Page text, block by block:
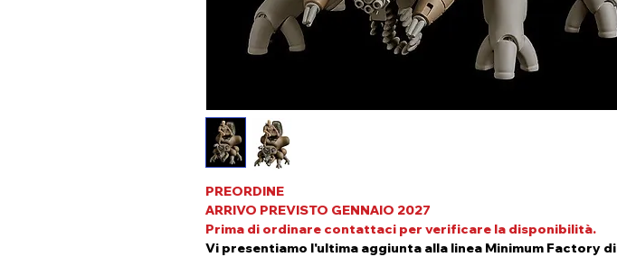
PREORDINE
ARRIVO PREVISTO GENNAIO 2027
Prima di ordinare contattaci per verificare la disponibilità.
Vi presentiamo l'ultima aggiunta alla linea Minimum Factory di